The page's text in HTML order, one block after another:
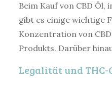
Beim Kauf von CBD
gibt es einige wichtige
Konzentration von
Produkts. Darüber
Legalität und